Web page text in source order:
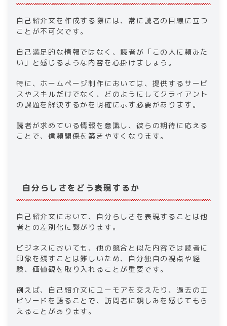
​​自己紹介文を作成する際には、常に読者の目線に立つ
ことが不可欠です。
自己満足的な情報ではなく、読者が「この人に頼みた
い」と感じるような内容を心掛けましょう。
特に、​​ホームページ制作​​においては、提供するサービ
スやスキルだけでなく、どのようにしてクライアント
の課題を解決するかを明確に示す必要があります。
読者が求めている情報を意識し、彼らの期待に応える
ことで、信頼関係を築きやすくなります。​
自分らしさをどう表現するか​
​​自己紹介文において、自分らしさを表現することは他
者との差別化に繋がります。
ビジネスにおいても、他の競合と似た内容では読者に
印象を残すことは難しいため、自分独自の視点や経
験、価値観を取り入れることが重要です。
例えば、自己紹介文にユーモアを交えたり、過去のエ
ピソードを語ることで、訪問者に親しみを感じてもら
えることがあります。